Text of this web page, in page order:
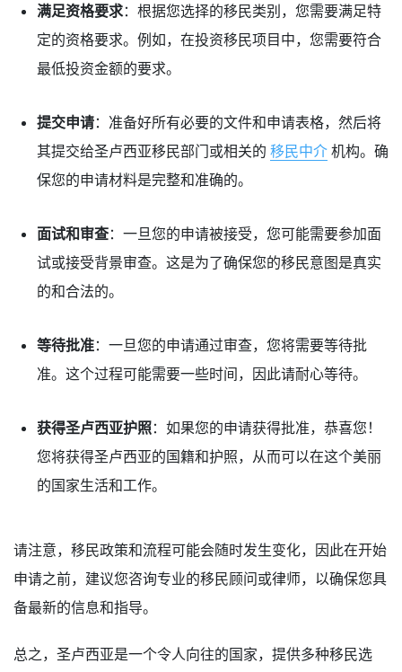
满足资格要求：根据您选择的移民类别，您需要满足特
定的资格要求。例如，在投资移民项目中，您需要符合
最低投资金额的要求。
提交申请：准备好所有必要的文件和申请表格，然后将
其提交给圣卢西亚移民部门或相关的 移民中介 机构。确
保您的申请材料是完整和准确的。
面试和审查：一旦您的申请被接受，您可能需要参加面
试或接受背景审查。这是为了确保您的移民意图是真实
的和合法的。
等待批准：一旦您的申请通过审查，您将需要等待批
准。这个过程可能需要一些时间，因此请耐心等待。
获得圣卢西亚护照：如果您的申请获得批准，恭喜您！
您将获得圣卢西亚的国籍和护照，从而可以在这个美丽
的国家生活和工作。
请注意，移民政策和流程可能会随时发生变化，因此在开始
申请之前，建议您咨询专业的移民顾问或律师，以确保您具
备最新的信息和指导。
总之，圣卢西亚是一个令人向往的国家，提供多种移民选